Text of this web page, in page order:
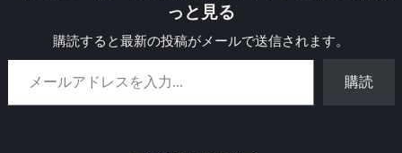
っと見る
購読すると最新の投稿がメールで送信されます。
メールアドレスを入力...
購読